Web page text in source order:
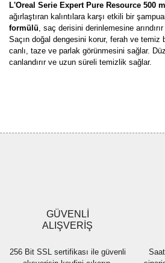
L'Oreal Serie Expert Pure Resource 500 ml
ağırlaştıran kalıntılara karşı etkili bir
formülü, saç derisini derinlemesine
Saçın doğal dengesini korur, ferah ve temiz
canlı, taze ve parlak görünmesini sağlar.
canlandırır ve uzun süreli temizlik sağlar.
Ürün fiyatı diğer sitelerden daha pahalı.
Bu ürüne benzer farklı alternatifler olmalı.
GÜVENLİ
ALIŞVERİŞ
256 Bit SSL sertifikası ile güvenli